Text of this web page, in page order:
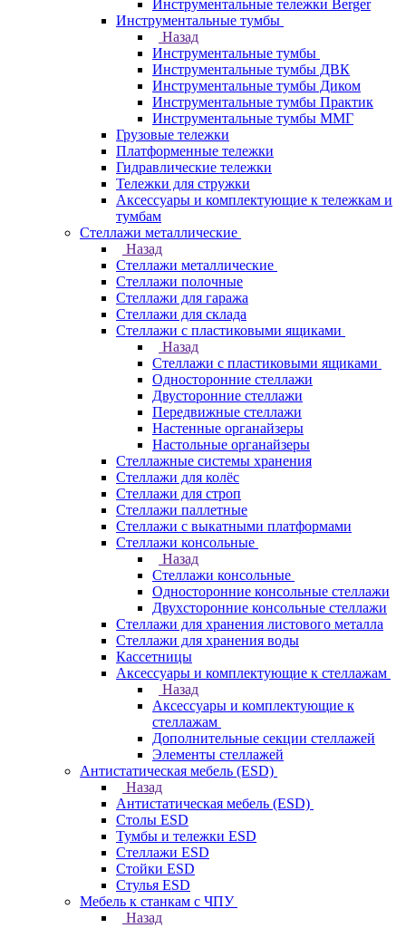
Инструментальные тележки Berger
Инструментальные тумбы
Назад
Инструментальные тумбы
Инструментальные тумбы ДВК
Инструментальные тумбы Диком
Инструментальные тумбы Практик
Инструментальные тумбы ММГ
Грузовые тележки
Платформенные тележки
Гидравлические тележки
Тележки для стружки
Аксесcуары и комплектующие к тележкам и
тумбам
Стеллажи металлические
Назад
Стеллажи металлические
Стеллажи полочные
Стеллажи для гаража
Стеллажи для склада
Стеллажи с пластиковыми ящиками
Назад
Стеллажи с пластиковыми ящиками
Односторонние стеллажи
Двусторонние стеллажи
Передвижные стеллажи
Настенные органайзеры
Настольные органайзеры
Стеллажные системы хранения
Стеллажи для колёс
Стеллажи для строп
Стеллажи паллетные
Стеллажи с выкатными платформами
Стеллажи консольные
Назад
Стеллажи консольные
Односторонние консольные стеллажи
Двухсторонние консольные стеллажи
Стеллажи для хранения листового металла
Стеллажи для хранения воды
Кассетницы
Аксесcуары и комплектующие к стеллажам
Назад
Аксесcуары и комплектующие к
стеллажам
Дополнительные секции стеллажей
Элементы стеллажей
Антистатическая мебель (ESD)
Назад
Антистатическая мебель (ESD)
Столы ESD
Тумбы и тележки ESD
Стеллажи ESD
Стойки ESD
Стулья ESD
Мебель к станкам с ЧПУ
Назад